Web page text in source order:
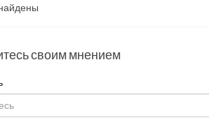
своим мнением